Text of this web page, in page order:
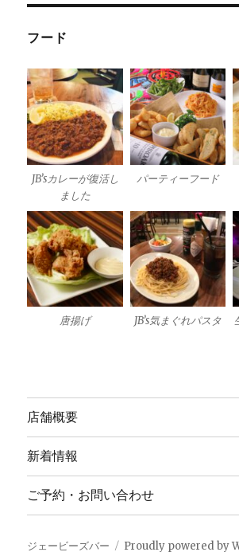
フード
JB’sカレーが復活し
ました
パーティーフード
唐揚げ JB’s気まぐれパスタ
店舗概要
新着情報
ご予約・お問い合わせ
ジェービーズバー Proudly powered by